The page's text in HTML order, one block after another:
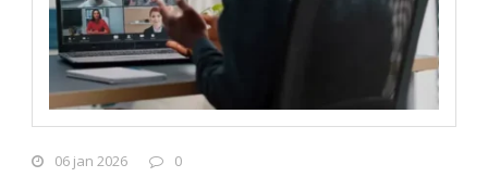
06 jan 2026 0